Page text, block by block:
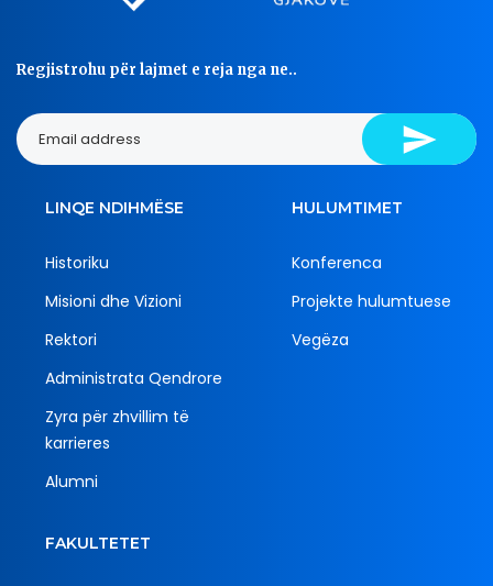
Regjistrohu për lajmet e reja nga ne..
LINQE NDIHMËSE
Historiku
Misioni dhe Vizioni
Rektori
Administrata Qendrore
Zyra për zhvillim të
karrieres
Alumni
HULUMTIMET
Konferenca
Projekte hulumtuese
Vegëza
FAKULTETET